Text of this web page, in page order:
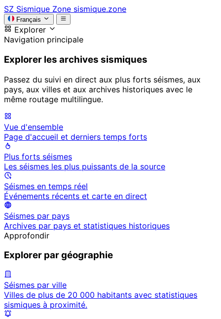
SZ Sismique Zone sismique.zone
Français
Explorer
Navigation principale
Explorer les archives sismiques
Passez du suivi en direct aux plus forts séismes, aux
pays, aux villes et aux archives historiques avec le
même routage multilingue.
Vue d'ensemble
Page d'accueil et derniers temps forts
Plus forts séismes
Les séismes les plus puissants de la source
Séismes en temps réel
Événements récents et carte en direct
Séismes par pays
Archives par pays et statistiques historiques
Approfondir
Explorer par géographie
Séismes par ville
Villes de plus de 20 000 habitants avec statistiques
sismiques à proximité.